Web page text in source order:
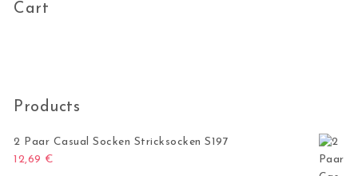
Cart
Products
2 Paar Casual Socken Stricksocken S197
12,69 €